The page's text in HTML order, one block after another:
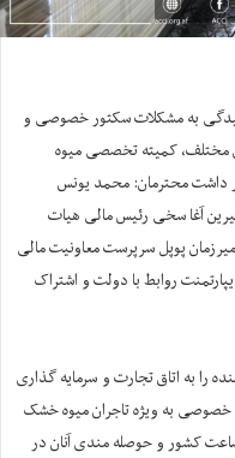
به مشکلات سکتور خصوصی و
مختلف، کمیته تخصصی میوه
محترمان: محمد یونس
آغا سخی رئیس مالی هیات
پوپل سرپرست معاونیت مالی
روابط با دولت و اشتراک
را به اتاق تجارت و سرمایه گذاری
خصوصی به ویژه تاجران میوه خشک
کشور و حوصله مندی آنان در